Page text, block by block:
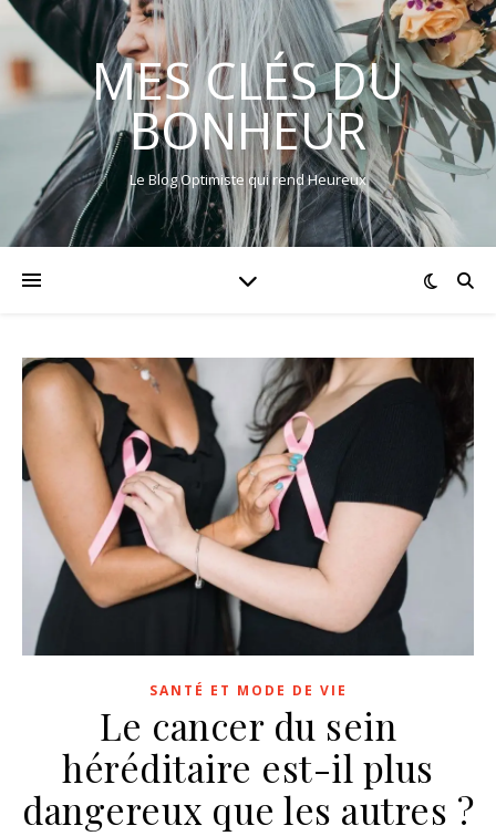
MES CLÉS DU
BONHEUR
Le Blog Optimiste qui rend Heureux
SANTÉ ET MODE DE VIE
Le cancer du sein
héréditaire est-il plus
dangereux que les autres ?